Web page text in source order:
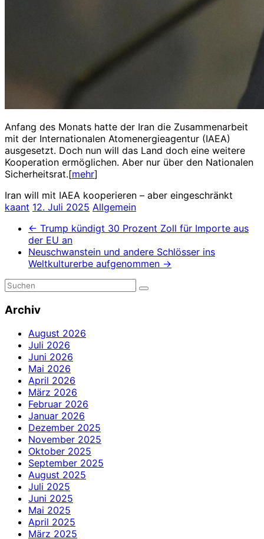
Anfang des Monats hatte der Iran die Zusammenarbeit
mit der Internationalen Atomenergieagentur (IAEA)
ausgesetzt. Doch nun will das Land doch eine weitere
Kooperation ermöglichen. Aber nur über den Nationalen
Sicherheitsrat.[mehr]
Iran will mit IAEA kooperieren – aber eingeschränkt
kaant 12. Juli 2025 Allgemein
← Trump kündigt 30 Prozent Zoll für Importe aus
der EU an
Neuschwanstein und andere Schlösser ins
Weltkulturerbe aufgenommen →
Archiv
August 2026
Juli 2026
Juni 2026
Mai 2026
April 2026
März 2026
Februar 2026
Januar 2026
Dezember 2025
November 2025
Oktober 2025
September 2025
August 2025
Juli 2025
Juni 2025
Mai 2025
April 2025
März 2025